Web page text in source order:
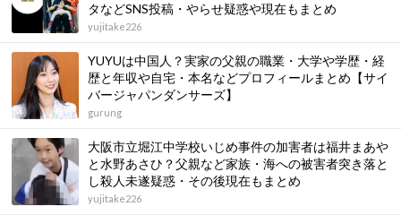
タなどSNS投稿・やらせ疑惑や現在もまとめ
yujitake226
YUYUは中国人？実家の父親の職業・大学や学歴・経
歴と年収や自宅・本名などプロフィールまとめ【サイ
バージャパンダンサーズ】
gurung
大阪市立堀江中学校いじめ事件の加害者は福井まあや
と水野あさひ？父親など家族・海への被害者突き落と
し殺人未遂疑惑・その後現在もまとめ
yujitake226